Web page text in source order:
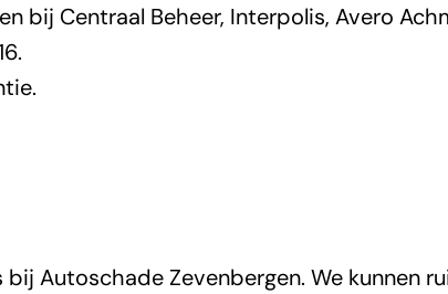
bij Centraal Beheer, Interpolis, Avero
Autoschade Zevenbergen. We kunnen